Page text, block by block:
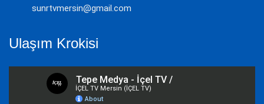
sunrtvmersin@gmail.com
Ulaşım Krokisi